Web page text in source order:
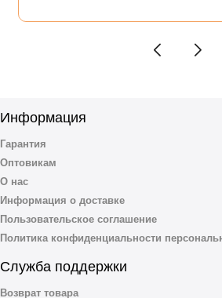
Информация
Гарантия
Оптовикам
О нас
Информация о доставке
Пользовательское соглашение
Политика конфиденциальности
Служба поддержки
Возврат товара